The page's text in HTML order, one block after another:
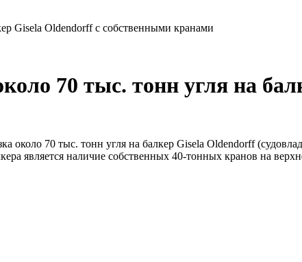
Gisela Oldendorff с собственными кранами
70 тыс. тонн угля на
70 тыс. тонн угля на балкер Gisela Oldendorff
является наличие собственных 40-тонных кранов на